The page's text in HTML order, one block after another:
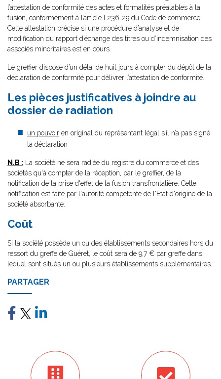
l’attestation de conformité des actes et formalités préalables à la
fusion, conformément à l’article L236-29 du Code de commerce.
Cette attestation précise si une procédure d’analyse et de
modification du rapport d’échange des titres ou d’indemnisation des
associés minoritaires est en cours.
Le greffier dispose d’un délai de huit jours à compter du dépôt de la
déclaration de conformité pour délivrer l’attestation de conformité.
Les pièces justificatives à joindre au
dossier de radiation
un pouvoir en original du représentant légal s’il n’a pas signé
la déclaration
N.B : La société ne sera radiée du registre du commerce et des
sociétés qu'à compter de la réception, par le greffier, de la
notification de la prise d'effet de la fusion transfrontalière. Cette
notification est faite par l'autorité compétente de l'Etat d'origine de la
société absorbante.
Coût
Si la société possède un ou des établissements secondaires hors du
ressort du greffe de Guéret, le coût sera de 9,7 € par greffe dans
lequel sont situés un ou plusieurs établissements supplémentaires.
PARTAGER